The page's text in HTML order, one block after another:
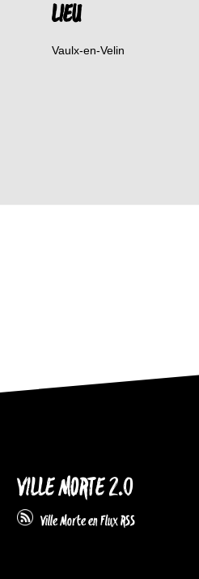
LIEU
Vaulx-en-Velin
VILLE MORTE 2.0
Ville Morte en Flux RSS